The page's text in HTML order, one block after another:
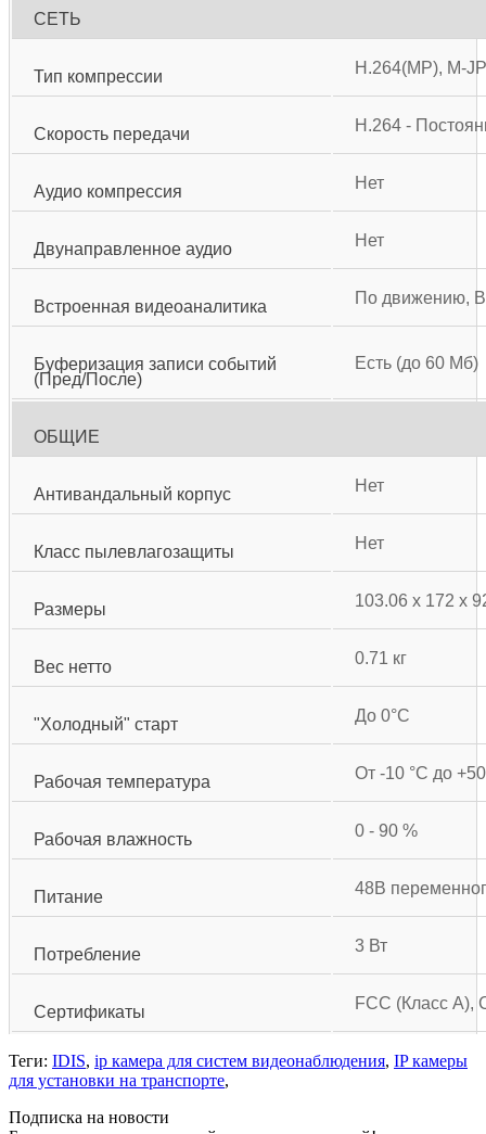
СЕТЬ
Тип компрессии H.264(MP), M-
Скорость передачи H.264 -
Аудио компрессия Нет
Двунаправленное аудио Нет
Встроенная видеоаналитика По движению,
Буферизация записи событий
(Пред/После)
Есть (до 60 Мб)
ОБЩИЕ
Антивандальный корпус Нет
Класс пылевлагозащиты Нет
Размеры 103.06 x 172 x
Вес нетто 0.71 кг
"Холодный" старт До 0°С
Рабочая температура От -10 °С до
Рабочая влажность 0 - 90 %
Питание 48В
Потребление 3 Вт
Сертификаты FCC (Класс А),
Теги: IDIS, ip камера для систем видеонаблюдения, IP камеры
для установки на транспорте,
Подписка на новости